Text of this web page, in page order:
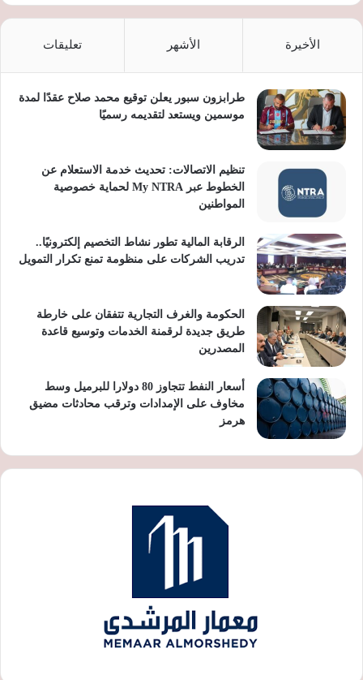
الأخيرة الأشهر تعليقات
طرابزون سبور يعلن توقيع محمد صلاح عقدًا لمدة
موسمين ويستعد لتقديمه رسميًا
تنظيم الاتصالات: تحديث خدمة الاستعلام عن
الخطوط عبر My NTRA لحماية خصوصية
المواطنين
الرقابة المالية تطور نشاط التخصيم إلكترونيًا..
تدريب الشركات على منظومة تمنع تكرار التمويل
الحكومة والغرف التجارية تتفقان على خارطة
طريق جديدة لرقمنة الخدمات وتوسيع قاعدة
المصدرين
أسعار النفط تتجاوز 80 دولارا للبرميل وسط
مخاوف على الإمدادات وترقب محادثات مضيق
هرمز